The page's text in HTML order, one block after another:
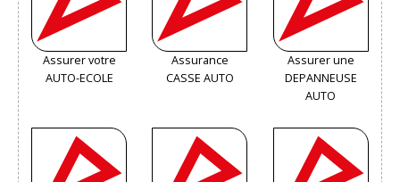
Assurer votre
AUTO-ECOLE
Assurance
CASSE AUTO
Assurer une
DEPANNEUSE
AUTO